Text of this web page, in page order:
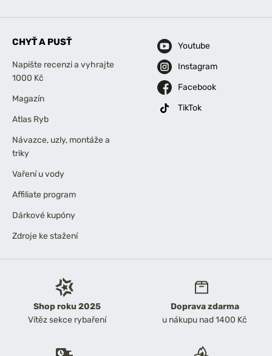
Shop roku 2025
Vítěz sekce rybaření
Doprava zdarma
u nákupu nad 1400 Kč
CHYŤ A PUSŤ
Napište recenzi a vyhrajte
1000 Kč
Magazín
Atlas Ryb
Návazce, uzly, montáže a
triky
Vaření u vody
Affiliate program
Dárkové kupóny
Zdroje ke stažení
Youtube
Instagram
Facebook
TikTok